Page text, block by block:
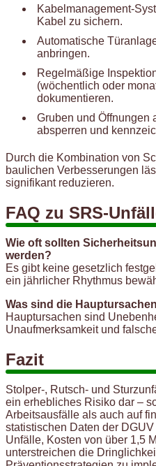
Kabelmanagement-
Kabel zu sichern.
Automatische
anbringen.
Regelmäßige
(wöchentlich oder
dokumentieren.
Gruben und Öffnungen
absperren und
Durch die Kombination von
baulichen Verbesserungen
signifikant reduzieren.
FAQ zu SRS-
Wie oft sollten
werden?
Es gibt keine gesetzlich
ein jährlicher Rhythmus
Was sind die
Hauptursachen sind
Unaufmerksamkeit und
Fazit
Stolper-, Rutsch- und
ein erhebliches Risiko dar –
Arbeitsausfälle als auch auf
statistischen Daten der
Unfälle, Kosten von über 1,5
unterstreichen die